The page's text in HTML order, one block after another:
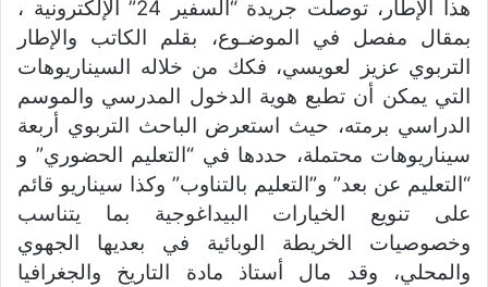
هذا الإطار، توصلت جريدة “السفير 24” الإلكترونية ،
بمقال مفصل في الموضـوع، بقلم الكاتب والإطار
التربوي عزيز لعويسي، فكك من خلاله السيناريوهات
التي يمكن أن تطبع هوية الدخول المدرسي والموسم
الدراسي برمته، حيث استعرض الباحث التربوي أربعة
سيناريوهات محتملة، حددها في “التعليم الحضوري” و
“التعليم عن بعد” و”التعليم بالتناوب” وكذا سيناريو قائم
على تنويع الخيارات البيداغوجية بما يتناسب
وخصوصيات الخريطة الوبائية في بعديها الجهوي
والمحلي، وقد مال أستاذ مادة التاريخ والجغرافيا